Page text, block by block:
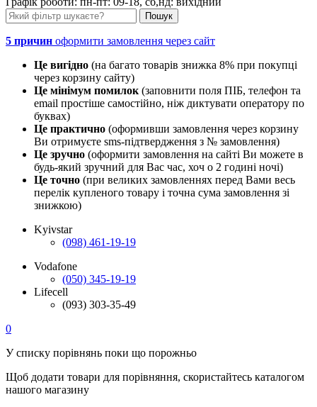
5 причин оформити замовлення через сайт
Це вигідно (на багато товарів знижка 8% при покупці
через корзину сайту)
Це мінімум помилок (заповнити поля ПІБ, телефон та
email простіше самостійно, ніж диктувати оператору по
буквах)
Це практично (оформивши замовлення через корзину
Ви отримуєте sms-підтвердження з № замовлення)
Це зручно (оформити замовлення на сайті Ви можете в
будь-який зручний для Вас час, хоч о 2 годині ночі)
Це точно (при великих замовленнях перед Вами весь
перелік купленого товару і точна сума замовлення зі
знижкою)
Kyivstar
(098) 461-19-19
Vodafone
(050) 345-19-19
Lifecell
(093) 303-35-49
0
У списку порівнянь поки що порожньо
Щоб додати товари для порівняння, скористайтесь каталогом
нашого магазину